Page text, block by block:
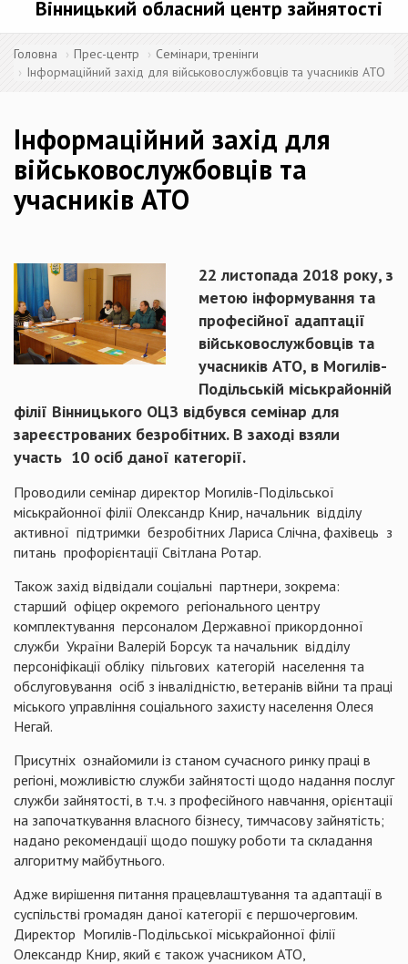
Вінницький обласний центр зайнятості
Головна Прес-центр
Семінари, тренінги
Інформаційний захід для військовослужбовців та учасників АТО
Інформаційний захід для
військовослужбовців та
учасників АТО
22 листопада 2018 року, з
метою інформування та
професійної адаптації
військовослужбовців та
учасників АТО, в Могилів-
Подільській міськрайонній
філії Вінницького ОЦЗ відбувся семінар для
зареєстрованих безробітних. В заході взяли
участь 10 осіб даної категорії.
Проводили семінар директор Могилів-Подільської
міськрайонної філії Олександр Книр, начальник відділу
активної підтримки безробітних Лариса Слічна, фахівець з
питань профорієнтації Світлана Ротар.
Також захід відвідали соціальні партнери, зокрема:
старший офіцер окремого регіонального центру
комплектування персоналом Державної прикордонної
служби України Валерій Борсук та начальник відділу
персоніфікації обліку пільгових категорій населення та
обслуговування осіб з інвалідністю, ветеранів війни та праці
міського управління соціального захисту населення Олеся
Негай.
Присутніх ознайомили із станом сучасного ринку праці в
регіоні, можливістю служби зайнятості щодо надання послуг
служби зайнятості, в т.ч. з професійного навчання, орієнтації
на започаткування власного бізнесу, тимчасову зайнятість;
надано рекомендації щодо пошуку роботи та складання
алгоритму майбутнього.
Адже вирішення питання працевлаштування та адаптації в
суспільстві громадян даної категорії є першочерговим.
Директор Могилів-Подільської міськрайонної філії
Олександр Книр, який є також учасником АТО,